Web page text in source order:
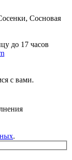
Сосновая
до 17 часов
с вами.
.